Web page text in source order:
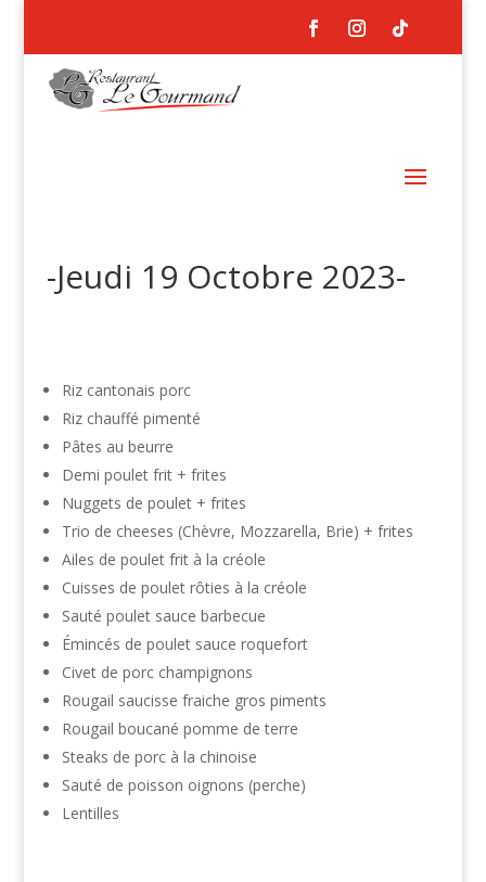
-Jeudi 19 Octobre 2023-
Riz cantonais porc
Riz chauffé pimenté
Pâtes au beurre
Demi poulet frit + frites
Nuggets de poulet + frites
Trio de cheeses (Chèvre, Mozzarella, Brie) + frites
Ailes de poulet frit à la créole
Cuisses de poulet rôties à la créole
Sauté poulet sauce barbecue
Émincés de poulet sauce roquefort
Civet de porc champignons
Rougail saucisse fraiche gros piments
Rougail boucané pomme de terre
Steaks de porc à la chinoise
Sauté de poisson oignons (perche)
Lentilles